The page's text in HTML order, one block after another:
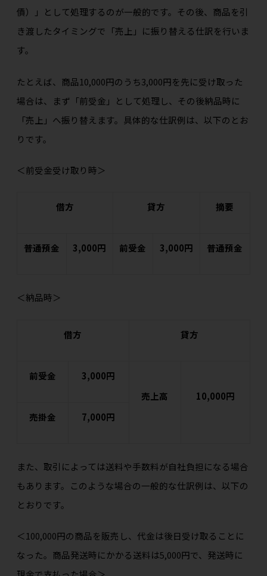
債）」として処理するのが一般的です。その後、商品を引
き渡したタイミングで「売上」に振り替える仕訳を行いま
す。
たとえば、商品10,000円のうち3,000円を先に受け取った
場合は、まず「前受金」として処理し、その後納品時に
「売上」へ振り替えます。具体的な仕訳例は、以下のとお
りです。
＜前受金受け取り時＞
借方 貸方 摘要
普通預金 3,000円 前受金 3,000円 普通預金
＜納品時＞
借方 貸方
前受金
3,000円
売上高
10,000円
売掛金
7,000円
また、取引によっては送料や手数料が自社負担になる場合
もあります。このような場合の一般的な仕訳例は、以下の
とおりです。
＜100,000円の商品を販売し、代金は後日受け取ることに
なった。商品発送時にかかる送料は5,000円で、発送時に